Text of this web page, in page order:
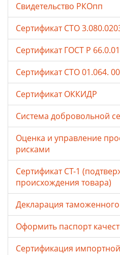
Свидетельство РКОпп
Сертификат СТО
Сертификат ГОСТ Р
Сертификат СТО 01.064.
Сертификат ОККИДР
Система добровольной
Оценка и управление
рисками
Сертификат СТ-1
происхождения товара)
Декларация
Оформить паспорт
Сертификация